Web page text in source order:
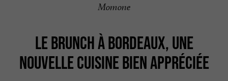
Momone
LE BRUNCH À BORDEAUX, UNE
NOUVELLE CUISINE BIEN APPRÉCIÉE